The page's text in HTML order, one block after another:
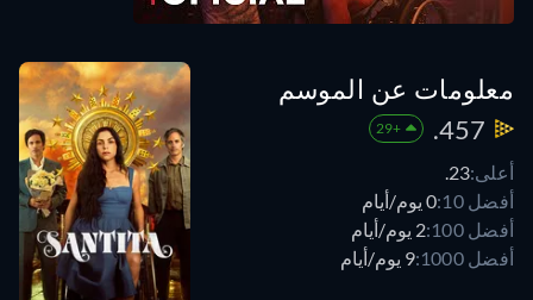
معلومات عن الموسم
457.
+29
أعلى:23.
أفضل 10:
0 يوم/أيام
أفضل 100:
2 يوم/أيام
أفضل 1000:
9 يوم/أيام